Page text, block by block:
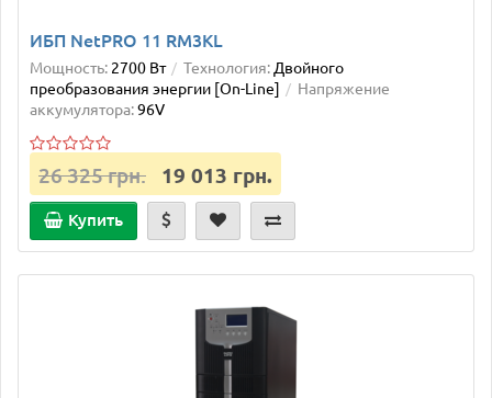
ИБП NetPRO 11 RM3KL
Мощность: 2700 Вт Технология: Двойного
преобразования энергии [On-Line]
Напряжение
аккумулятора:96V
26 325 грн. 19 013 грн.
Купить